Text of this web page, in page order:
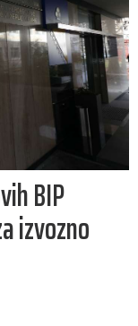
BIP
izvozno